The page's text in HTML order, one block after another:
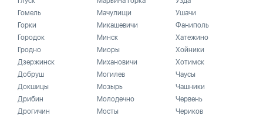
Гомель
Горки
Городок
Гродно
Дзержинск
Добруш
Докшицы
Дрибин
Дрогичин
Мачулищи
Микашевичи
Минск
Миоры
Михановичи
Могилев
Мозырь
Молодечно
Мосты
Ушачи
Фаниполь
Хатежино
Хойники
Хотимск
Чаусы
Чашники
Червень
Чериков